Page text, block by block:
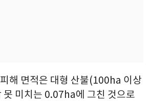
해 면적은 대형 산불(100ha 이상
못 미치는 0.07ha에 그친 것으로